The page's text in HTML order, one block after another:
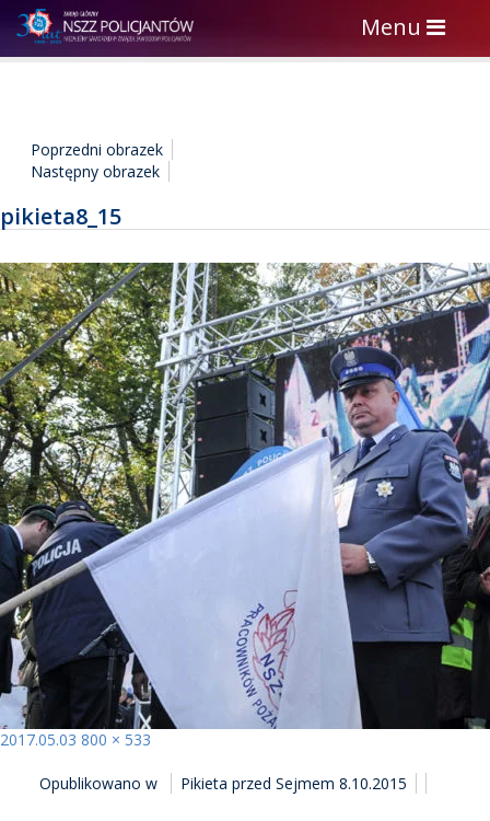
Toggle
navigation
Menu
Poprzedni obrazek
Następny obrazek
pikieta8_15
Opublikowano
2017.05.03 Pełny
800 × 533
WPISUOpublikowano w Pikieta przed Sejmem 8.10.2015